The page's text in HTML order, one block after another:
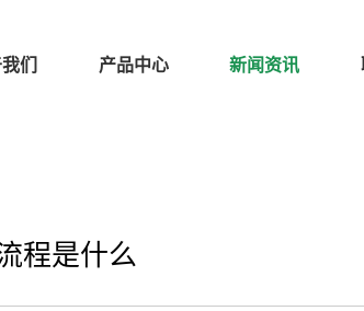
们 产品中心 新闻资讯
程是什么